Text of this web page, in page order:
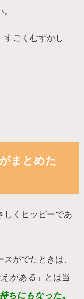
すごくむずかし
まとめた
しくヒッピーであ
がでたときは、
がある 」とは当
ちにもなった。